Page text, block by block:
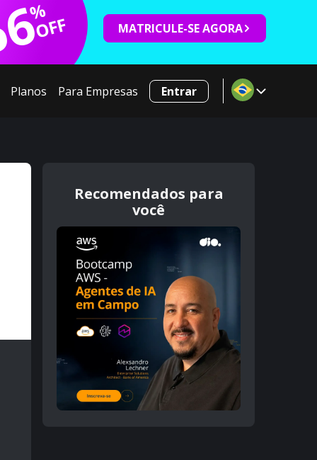
%
OFF MATRICULE-SE AGORA
Planos Para Empresas Entrar
Recomendados para
você